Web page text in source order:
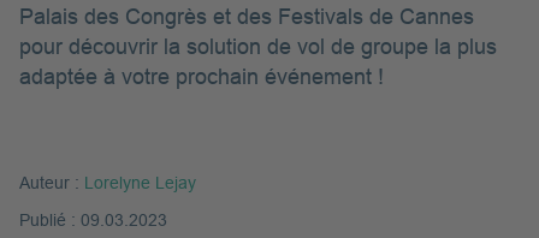
Palais des Congrès et des Festivals de Cannes
pour découvrir la solution de vol de groupe la plus
adaptée à votre prochain événement !
Auteur : Lorelyne Lejay
Publié : 09.03.2023